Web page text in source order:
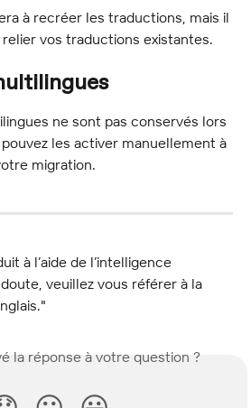
à recréer les traductions, mais il
relier vos traductions existantes.
ne sont pas conservés lors
les activer manuellement à
migration.
à l’aide de l’intelligence
veuillez vous référer à la
la réponse à votre question ?